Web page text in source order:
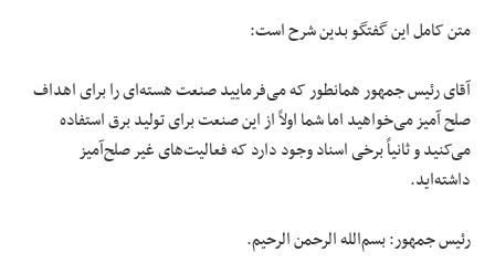
متن کامل این گفتگو بدین شرح است:
آقای رئیس جمهور همانطور که می‌فرمایید صنعت هسته‌ای را برای اهداف
صلح آمیز می‌خواهید اما شما اولاً از این صنعت برای تولید برق استفاده
می‌کنید و ثانیاً برخی اسناد وجود دارد که فعالیت‌های غیر صلح‌آمیز
داشته‌اید.
رئیس جمهور: بسم‌الله الرحمن الرحیم.